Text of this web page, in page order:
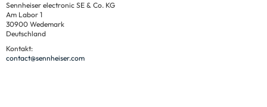
Sennheiser electronic SE & Co. KG
Am Labor 1
30900 Wedemark
Deutschland
Kontakt:
contact@sennheiser.com